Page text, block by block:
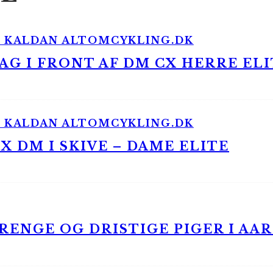
I FRONT AF DM CX HERRE
DM I SKIVE – DAME ELITE
OG DRISTIGE PIGER I